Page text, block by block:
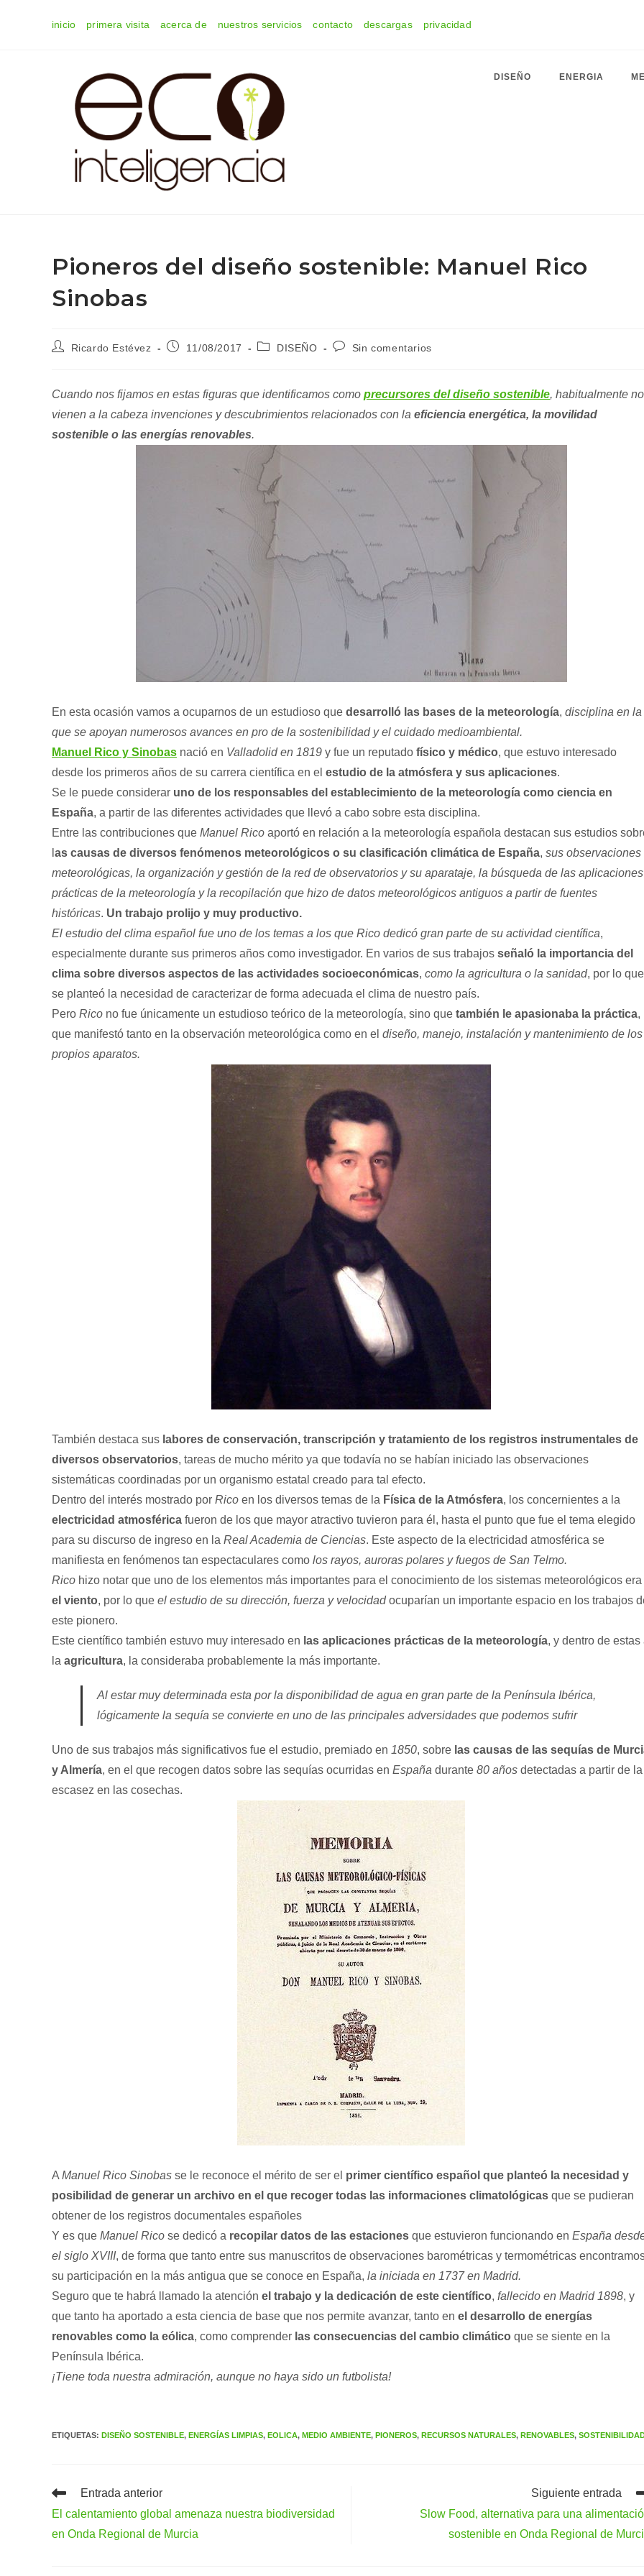
inicio primera visita acerca de nuestros servicios contacto descargas privacidad
DISEÑO ENERGIA
Pioneros del diseño sostenible: Manuel Rico
Sinobas
AutorRicardo Estévez
Publicación
11/08/2017
Categoría
DISEÑO
Comentarios
Sin comentarios
Cuando nos fijamos en estas figuras que identificamos como precursores del diseño sostenible, habitualmente
vienen a la cabeza invenciones y descubrimientos relacionados con la eficiencia energética, la movilidad
sostenible o las energías renovables.
En esta ocasión vamos a ocuparnos de un estudioso que desarrolló las bases de la meteorología, disciplina en la
que se apoyan numerosos avances en pro de la sostenibilidad y el cuidado medioambiental.
Manuel Rico y Sinobas nació en Valladolid en 1819 y fue un reputado físico y médico, que estuvo interesado
desde los primeros años de su carrera científica en el estudio de la atmósfera y sus aplicaciones.
Se le puede considerar uno de los responsables del establecimiento de la meteorología como ciencia en
España, a partir de las diferentes actividades que llevó a cabo sobre esta disciplina.
Entre las contribuciones que Manuel Rico aportó en relación a la meteorología española destacan sus estudios
as causas de diversos fenómenos meteorológicos o su clasificación climática de España, sus observaciones
meteorológicas, la organización y gestión de la red de observatorios y su aparataje, la búsqueda de las aplicaciones
prácticas de la meteorología y la recopilación que hizo de datos meteorológicos antiguos a partir de fuentes
históricas. Un trabajo prolijo y muy productivo.
El estudio del clima español fue uno de los temas a los que Rico dedicó gran parte de su actividad científica,
especialmente durante sus primeros años como investigador. En varios de sus trabajos señaló la importancia del
clima sobre diversos aspectos de las actividades socioeconómicas, como la agricultura o la sanidad, por lo que
se planteó la necesidad de caracterizar de forma adecuada el clima de nuestro país.
Pero Rico no fue únicamente un estudioso teórico de la meteorología, sino que también le apasionaba la práctica,
que manifestó tanto en la observación meteorológica como en el diseño, manejo, instalación y mantenimiento de los
propios aparatos.
También destaca sus labores de conservación, transcripción y tratamiento de los registros instrumentales de
diversos observatorios, tareas de mucho mérito ya que todavía no se habían iniciado las observaciones
sistemáticas coordinadas por un organismo estatal creado para tal efecto.
Dentro del interés mostrado por Rico en los diversos temas de la Física de la Atmósfera, los concernientes a la
electricidad atmosférica fueron de los que mayor atractivo tuvieron para él, hasta el punto que fue el tema elegido
para su discurso de ingreso en la Real Academia de Ciencias. Este aspecto de la electricidad atmosférica se
manifiesta en fenómenos tan espectaculares como los rayos, auroras polares y fuegos de San Telmo.
Rico hizo notar que uno de los elementos más importantes para el conocimiento de los sistemas meteorológicos era
el viento, por lo que el estudio de su dirección, fuerza y velocidadocuparían un importante espacio en los trabajos
este pionero.
Este científico también estuvo muy interesado en las aplicaciones prácticas de la meteorología, y dentro de estas
la agricultura, la consideraba probablemente la más importante.
Al estar muy determinada esta por la disponibilidad de agua en gran parte de la Península Ibérica,
lógicamente la sequía se convierte en uno de las principales adversidades que podemos sufrir
Uno de sus trabajos más significativos fue el estudio, premiado en 1850, sobre las causas de las sequías de
y Almería, en el que recogen datos sobre las sequías ocurridas en España durante 80 años detectadas a partir de la
escasez en las cosechas.
A Manuel Rico Sinobas se le reconoce el mérito de ser el primer científico español que planteó la necesidad y
posibilidad de generar un archivo en el que recoger todas las informaciones climatológicas que se pudieran
obtener de los registros documentales españoles
Y es que Manuel Rico se dedicó a recopilar datos de las estaciones que estuvieron funcionando en España
el siglo XVIII, de forma que tanto entre sus manuscritos de observaciones barométricas y termométricas
su participación en la más antigua que se conoce en España, la iniciada en 1737 en Madrid.
Seguro que te habrá llamado la atención el trabajo y la dedicación de este científico, fallecido en Madrid 1898, y
que tanto ha aportado a esta ciencia de base que nos permite avanzar, tanto en el desarrollo de energías
renovables como la eólica, como comprender las consecuencias del cambio climático que se siente en la
Península Ibérica.
¡Tiene toda nuestra admiración, aunque no haya sido un futbolista!
ETIQUETAS: DISEÑO SOSTENIBLE, ENERGÍAS LIMPIAS, EOLICA, MEDIO AMBIENTE, PIONEROS, RECURSOS NATURALES, RENOVABLES,
Leer
artículos
Entrada anterior
El calentamiento global amenaza nuestra biodiversidad
en Onda Regional de Murcia
Siguiente entrada
Slow Food, alternativa para una
sostenible en Onda Regional de